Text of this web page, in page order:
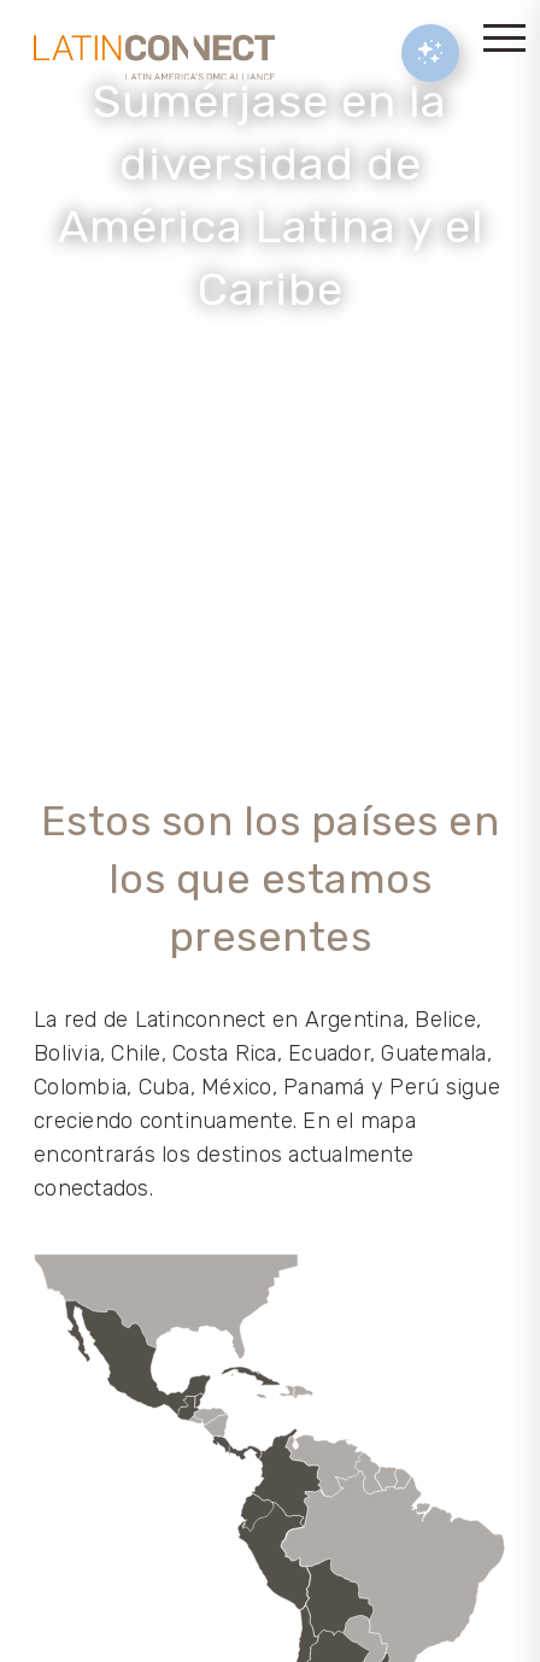
Sumérjase en la
diversidad de
América Latina y el
Caribe
Estos son los países en
los que estamos
presentes
La red de Latinconnect en Argentina, Belice,
Bolivia, Chile, Costa Rica, Ecuador, Guatemala,
Colombia, Cuba, México, Panamá y Perú sigue
creciendo continuamente. En el mapa
encontrarás los destinos actualmente
conectados.